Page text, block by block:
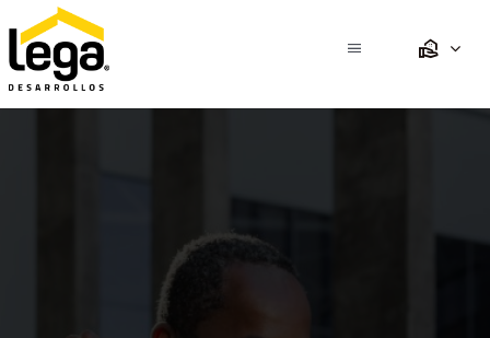
Saltar
contenido
Toggle
Inicio